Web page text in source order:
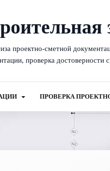
проектно-сметной
проверка достоверности
ПРОВЕРКА